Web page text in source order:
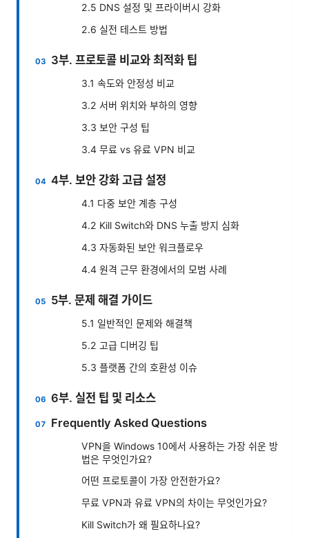
2.5 DNS 설정 및 프라이버시 강화
2.6 실전 테스트 방법
3부. 프로토콜 비교와 최적화 팁
3.1 속도와 안정성 비교
3.2 서버 위치와 부하의 영향
3.3 보안 구성 팁
3.4 무료 vs 유료 VPN 비교
4부. 보안 강화 고급 설정
4.1 다중 보안 계층 구성
4.2 Kill Switch와 DNS 누출 방지 심화
4.3 자동화된 보안 워크플로우
4.4 원격 근무 환경에서의 모범 사례
5부. 문제 해결 가이드
5.1 일반적인 문제와 해결책
5.2 고급 디버깅 팁
5.3 플랫폼 간의 호환성 이슈
6부. 실전 팁 및 리소스
Frequently Asked Questions
VPN을 Windows 10에서 사용하는 가장 쉬운 방
법은 무엇인가요?
어떤 프로토콜이 가장 안전한가요?
무료 VPN과 유료 VPN의 차이는 무엇인가요?
Kill Switch가 왜 필요하나요?